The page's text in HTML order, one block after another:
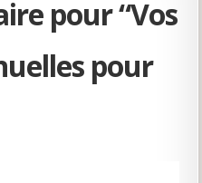
pour “Vos
pour